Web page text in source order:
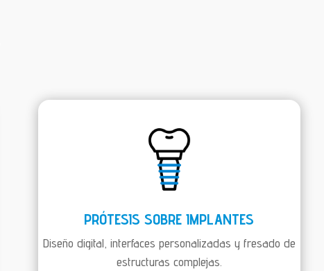
PRÓTESIS SOBRE IMPLANTES
Diseño digital, interfaces personalizadas y fresado de
estructuras complejas.